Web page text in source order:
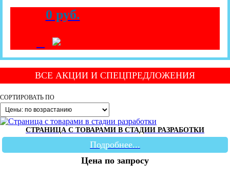
0 руб.
ВСЕ АКЦИИ И СПЕЦПРЕДЛОЖЕНИЯ
СОРТИРОВАТЬ ПО
СТРАНИЦА С ТОВАРАМИ В СТАДИИ РАЗРАБОТКИ
Подробнее...
Цена по запросу